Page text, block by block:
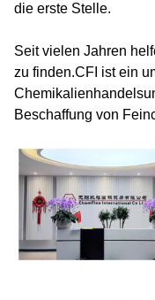
die erste Stelle.
Seit vielen Jahren
zu finden.CFI ist ein
Beschaffung von